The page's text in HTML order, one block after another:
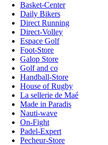
Basket-Center
Daily Bikers
Direct Running
Direct-Volley
Espace Golf
Foot-Store
Galop Store
Golf and co
Handball-Store
House of Rugby
La sellerie de Maé
Made in Paradis
Nauti-wave
On-Fight
Padel-Expert
Pecheur-Store